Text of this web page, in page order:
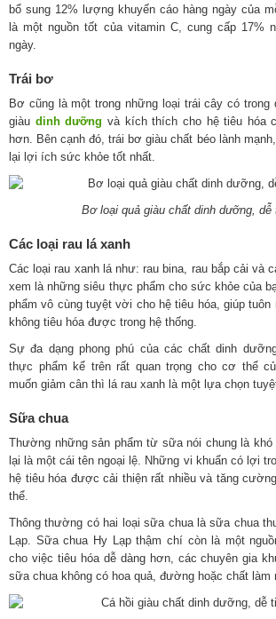
bổ sung 12% lượng khuyến cáo hàng ngày của
là một nguồn tốt của vitamin C, cung cấp 17%
ngày.
Trái bơ
Bơ cũng là một trong những loại trái cây có trong
giàu dinh dưỡng và kích thích cho hệ tiêu hóa
hơn. Bên cạnh đó, trái bơ giàu chất béo lành
lại lợi ích sức khỏe tốt nhất.
Bơ loại quả giàu chất dinh dưỡng, dễ
Các loại rau lá xanh
Các loại rau xanh lá như: rau bina, rau bắp cải và
xem là những siêu thực phẩm cho sức khỏe của
phẩm vô cùng tuyệt vời cho hệ tiêu hóa, giúp
không tiêu hóa được trong hệ thống.
Sự đa dạng phong phú của các chất dinh
thực phẩm kể trên rất quan trọng cho cơ thể
muốn giảm cân thì lá rau xanh là một lựa chọn
Sữa chua
Thường những sản phẩm từ sữa nói chung là
lại là một cái tên ngoại lệ. Những vi khuẩn có lợi
hệ tiêu hóa được cải thiện rất nhiều và tăng
thể.
Thông thường có hai loại sữa chua là sữa chua
Lạp. Sữa chua Hy Lạp thậm chí còn là một
cho việc tiêu hóa dễ dàng hơn, các chuyên gia
sữa chua không có hoa quả, đường hoặc chất làm